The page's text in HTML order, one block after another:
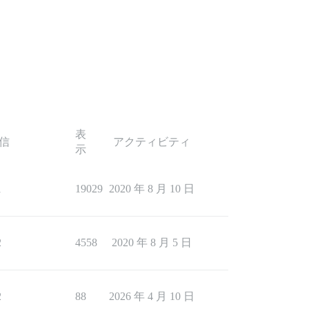
表
示
アクティビティ
19029 2020 年 8 月 10 日
4558 2020 年 8 月 5 日
88 2026 年 4 月 10 日